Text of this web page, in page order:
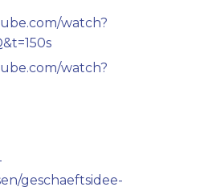
watch?
watch?
geschaeftsidee-